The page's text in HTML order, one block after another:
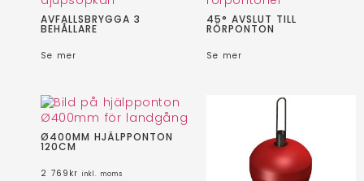
AVFALLSBRYGGA 3
BEHÅLLARE
Se mer
45° AVSLUT TILL
RÖRPONTON
Se mer
Ø400MM HJÄLPPONTON
120CM
2 769 kr inkl. moms